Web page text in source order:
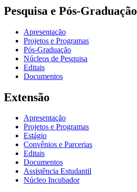
Pesquisa e Pós-Graduação
Apresentação
Projetos e Programas
Pós-Graduação
Núcleos de Pesquisa
Editais
Documentos
Extensão
Apresentação
Projetos e Programas
Estágio
Convênios e Parcerias
Editais
Documentos
Assistência Estudantil
Núcleo Incubador